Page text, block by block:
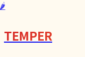
TEMPER